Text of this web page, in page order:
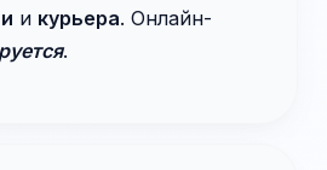
и курьера. Онлайн-
.